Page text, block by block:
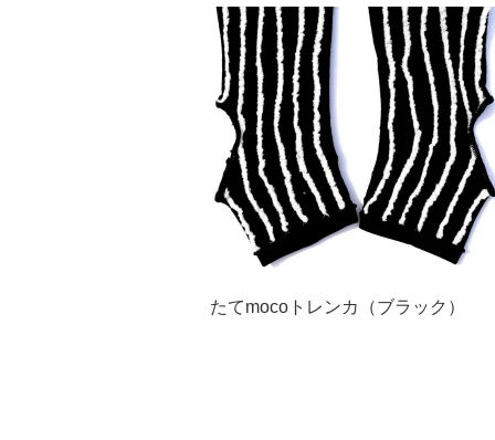
たてmocoトレンカ（ブラック）